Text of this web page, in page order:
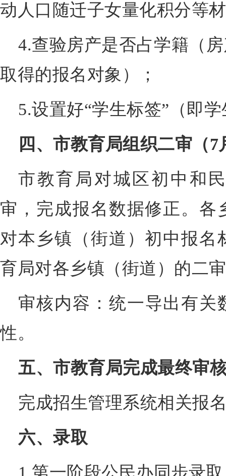
动人口随迁子女量化积分等
4.查验房产是否占学籍（
取得的报名对象）；
5.设置好“学生标签”（即
四、市教育局组织二审（7
市教育局对城区初中和
审，完成报名数据修正。各
对本乡镇（街道）初中报名
育局对各乡镇（街道）的二
审核内容：统一导出有关
性。
五、市教育局完成最终审
完成招生管理系统相关报
六、录取
1.第一阶段公民办同步录